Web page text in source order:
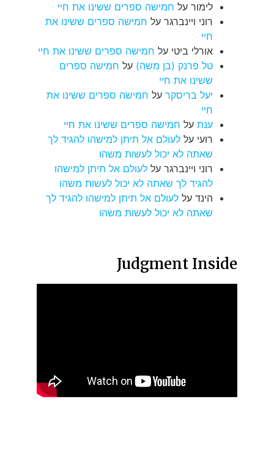
לימור על חמישה ספרים ששינו את חיי
רוני ויינברגר על חמישה ספרים ששינו את
חיי
אורלי ביטי על חמישה ספרים ששינו את חיי
טל פרנק (בן משה) על חמישה ספרים
ששינו את חיי
יעל בריסקר על חמישה ספרים ששינו את
חיי
ענת על חמישה ספרים ששינו את חיי
רועי על לעולם אל תיתן למישהו להגיד לך
שאתה לא יכול לעשות משהו
רוני ויינברגר על לעולם אל תיתן למישהו
להגיד לך שאתה לא יכול לעשות משהו
הינד על לעולם אל תיתן למישהו להגיד לך
שאתה לא יכול לעשות משהו
Judgment Inside